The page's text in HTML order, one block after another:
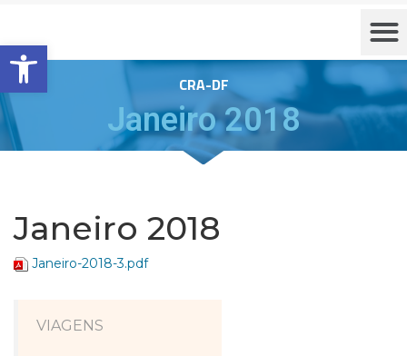
Barra de Ferramentas Aberta
CRA-DF
Janeiro 2018
Janeiro 2018
Janeiro-2018-3.pdf
VIAGENS